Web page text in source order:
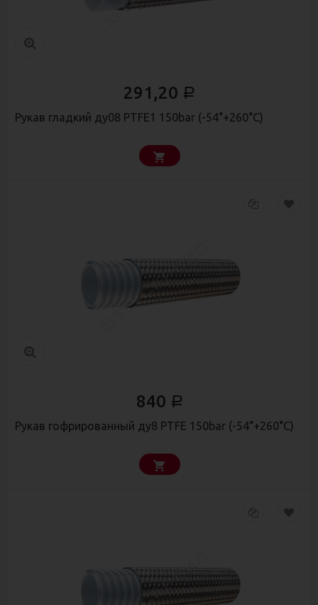
291,20 Р
Рукав гладкий ду08 PTFE1 150bar (-54°+260°С)
840 Р
Рукав гофрированный ду8 PTFE 150bar (-54°+260°С)